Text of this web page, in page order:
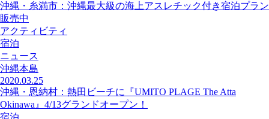
沖縄・糸満市：沖縄最大級の海上アスレチック付き宿泊プラン
販売中
アクティビティ
宿泊
ニュース
沖縄本島
2020.03.25
沖縄・恩納村：熱田ビーチに『UMITO PLAGE The Atta
Okinawa』4/13グランドオープン！
宿泊